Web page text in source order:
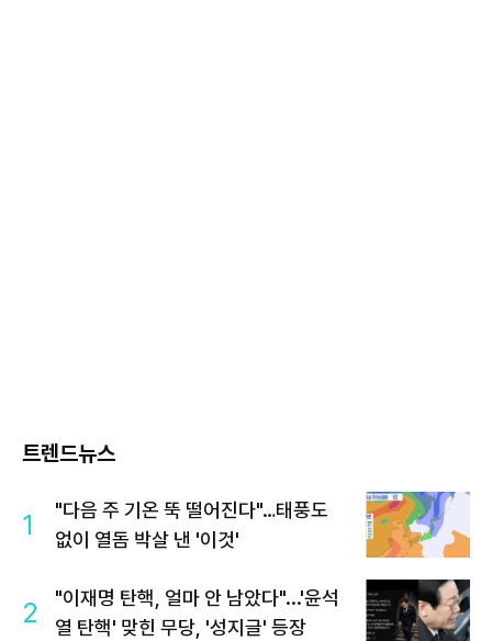
트렌드뉴스
1
"다음 주 기온 뚝 떨어진다"…태풍도
없이 열돔 박살 낸 '이것'
2
"이재명 탄핵, 얼마 안 남았다"...'윤석
열 탄핵' 맞힌 무당, '성지글' 등장